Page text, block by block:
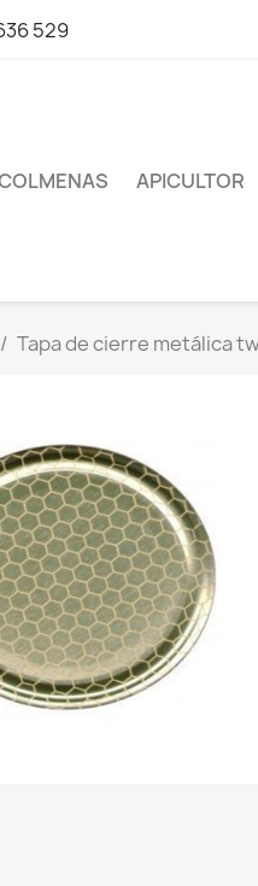
529
APICULTOR
Tapa de cierre metálica